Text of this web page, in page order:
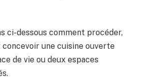
ci-dessous comment procéder,
concevoir une cuisine ouverte
de vie ou deux espaces